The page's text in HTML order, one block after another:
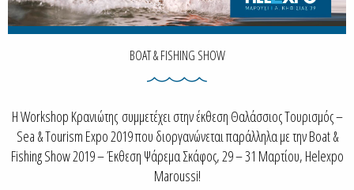
BOAT & FISHING SHOW
Η Workshop Κρανιώτης συμμετέχει στην έκθεση Θαλάσσιος Τουρισμός –
Sea & Tourism Expo 2019 που διοργανώνεται παράλληλα με την Boat &
Fishing Show 2019 – Έκθεση Ψάρεμα Σκάφος, 29 – 31 Μαρτίου, Helexpo
Maroussi!